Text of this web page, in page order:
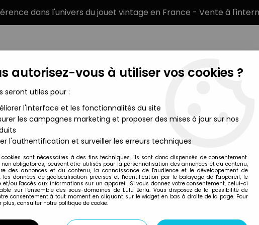
dans l'univers du jouet vintage en France - Vente à
MARQUES TYPE DE PRODUIT
et produits MOTU divers Les Maitres de l'Univers - Megabloks
Mattel
LES MAITRES DE
MAN
24,99€TTC
autorisez-vous à utiliser vos cookies ?
seront utiles pour :
l'interface et les fonctionnalités du site
les campagnes marketing et proposer des mises à jour sur nos
l'authentification et surveiller les erreurs techniques
cookies sont nécessaires à des fins techniques, ils sont donc dispensés de consentement.
non obligatoires, peuvent être utilisés pour la personnalisation des annonces et du contenu,
des annonces et du contenu, la connaissance de l'audience et le développement de
les données de géolocalisation précises et l'identification par le balayage de l'appareil, le
et/ou l'accès aux informations sur un appareil. Si vous donnez votre consentement, celui-ci
sur l’ensemble des sous-domaines de Lulu Berlu. Vous disposez de la possibilité de
consentement à tout moment en cliquant sur le widget en bas à droite de la page. Pour
plus, consulter notre politique de cookie.